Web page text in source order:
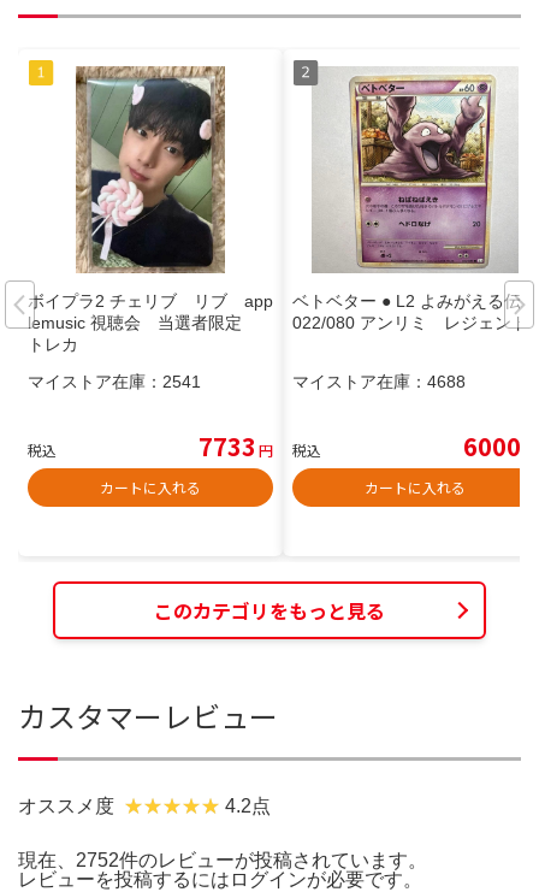
ボイプラ2 チェリブ リブ app
lemusic 視聴会 当選者限定
トレカ
マイストア在庫： 2541
税込 7733 円
カートに入れる
ベトベター ● L2 よみがえる伝説
022/080 アンリミ レジェンド
マイストア在庫： 4688
税込 6000
カートに入れる
このカテゴリをもっと見る
カスタマーレビュー
オススメ度 4.2点
現在、2752件のレビューが投稿されています。
レビューを投稿するには ログインが必要です。